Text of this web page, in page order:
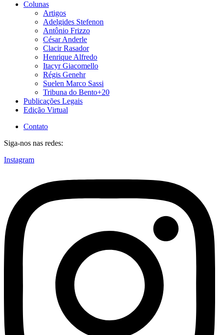
Colunas
Artigos
Adelgides Stefenon
Antônio Frizzo
César Anderle
Clacir Rasador
Henrique Alfredo
Itacyr Giacomello
Régis Genehr
Suelen Marco Sassi
Tribuna do Bento+20
Publicações Legais
Edição Virtual
Contato
Siga-nos nas redes:
Instagram